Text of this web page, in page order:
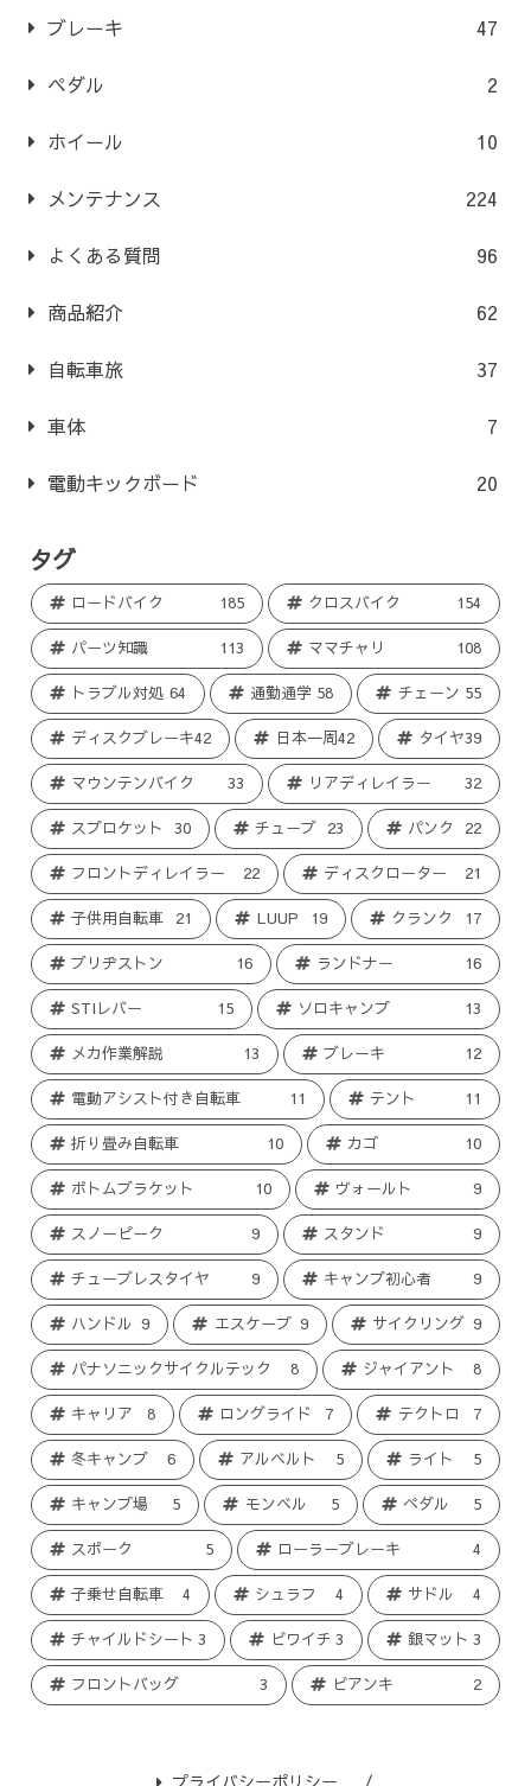
ブレーキ 47
ペダル 2
ホイール 10
メンテナンス 224
よくある質問 96
商品紹介 62
自転車旅 37
車体 7
電動キックボード 20
タグ
ロードバイク 185 クロスバイク 154
パーツ知識 113 ママチャリ 108
トラブル対処 64 通勤通学 58 チェーン 55
ディスクブレーキ42 日本一周42 タイヤ39
マウンテンバイク 33 リアディレイラー 32
スプロケット 30 チューブ 23 パンク 22
フロントディレイラー 22 ディスクローター 21
子供用自転車 21 LUUP 19 クランク 17
ブリヂストン 16 ランドナー 16
STIレバー 15 ソロキャンプ 13
メカ作業解説 13 ブレーキ 12
電動アシスト付き自転車 11 テント 11
折り畳み自転車 10 カゴ 10
ボトムブラケット 10 ヴォールト 9
スノーピーク 9 スタンド 9
チューブレスタイヤ 9 キャンプ初心者 9
ハンドル 9 エスケープ 9 サイクリング 9
パナソニックサイクルテック 8 ジャイアント 8
キャリア 8 ロングライド 7 テクトロ 7
冬キャンプ 6 アルベルト 5 ライト 5
キャンプ場 5 モンベル 5 ペダル 5
スポーク 5 ローラーブレーキ 4
子乗せ自転車 4 シュラフ 4 サドル 4
チャイルドシート 3 ビワイチ 3 銀マット 3
フロントバッグ 3 ビアンキ 2